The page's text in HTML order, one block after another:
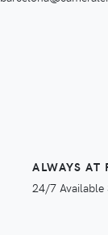
ALWAYS AT
24/7 Available